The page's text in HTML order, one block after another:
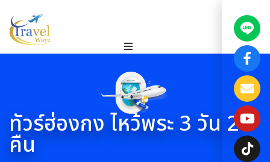
ทัวร์ฮ่องกง ไหว้พระ 3 วัน 2
คืน